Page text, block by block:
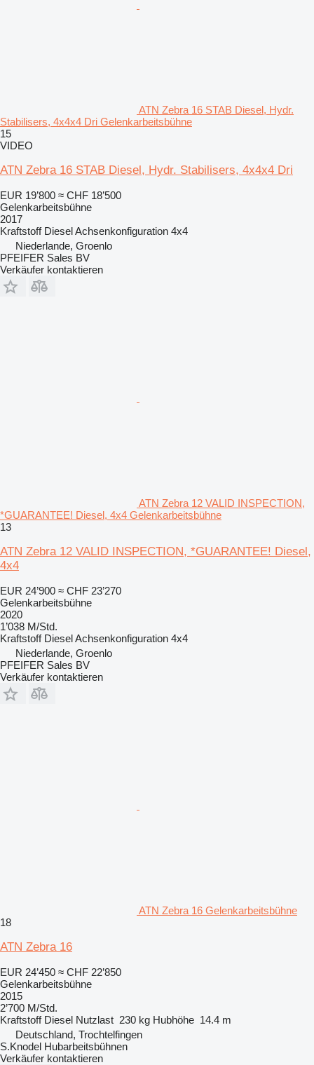
ATN Zebra 16 STAB Diesel, Hydr.
Stabilisers, 4x4x4 Dri Gelenkarbeitsbühne
15
VIDEO
ATN Zebra 16 STAB Diesel, Hydr. Stabilisers, 4x4x4 Dri
EUR 19’800 ≈ CHF 18’500
Gelenkarbeitsbühne
2017
Kraftstoff DieselAchsenkonfiguration 4x4
Niederlande, Groenlo
PFEIFER Sales BV
Verkäufer kontaktieren
ATN Zebra 12 VALID INSPECTION,
*GUARANTEE! Diesel, 4x4 Gelenkarbeitsbühne
13
ATN Zebra 12 VALID INSPECTION, *GUARANTEE! Diesel,
4x4
EUR 24’900 ≈ CHF 23’270
Gelenkarbeitsbühne
2020
1’038 M/Std.
Kraftstoff DieselAchsenkonfiguration 4x4
Niederlande, Groenlo
PFEIFER Sales BV
Verkäufer kontaktieren
ATN Zebra 16 Gelenkarbeitsbühne
18
ATN Zebra 16
EUR 24’450 ≈ CHF 22’850
Gelenkarbeitsbühne
2015
2’700 M/Std.
Kraftstoff Diesel Nutzlast 230 kg Hubhöhe 14.4 m
Deutschland, Trochtelfingen
S.Knodel Hubarbeitsbühnen
Verkäufer kontaktieren